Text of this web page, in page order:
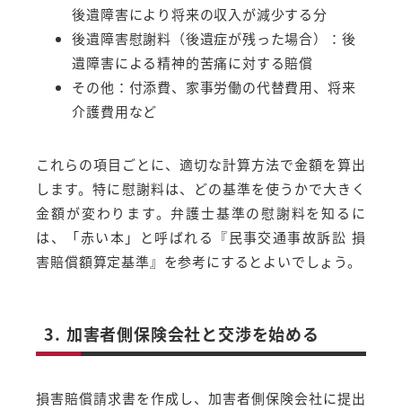
後遺障害により将来の収入が減少する分
後遺障害慰謝料（後遺症が残った場合）：後
遺障害による精神的苦痛に対する賠償
その他：付添費、家事労働の代替費用、将来
介護費用など
これらの項目ごとに、適切な計算方法で金額を算出
します。特に慰謝料は、どの基準を使うかで大きく
金額が変わります。弁護士基準の慰謝料を知るに
は、「赤い本」と呼ばれる『民事交通事故訴訟 損
害賠償額算定基準』を参考にするとよいでしょう。
3. 加害者側保険会社と交渉を始める
損害賠償請求書を作成し、加害者側保険会社に提出